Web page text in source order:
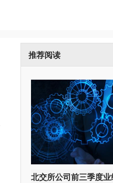
推荐阅读
北交所公司前三季度